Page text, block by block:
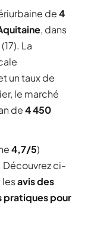
de4
, dans
La
un taux de
le marché
de4 450
4,7/5)
ci-
lesavis des
pratiques pour